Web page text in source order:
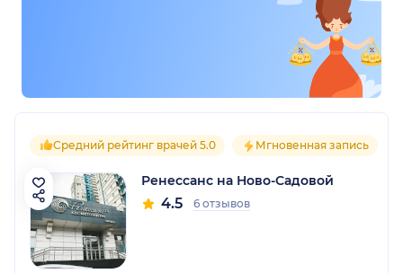
Средний рейтинг врачей 5.0 Мгновенная запись
Ренессанс на Ново-Садовой
4.5 6 отзывов